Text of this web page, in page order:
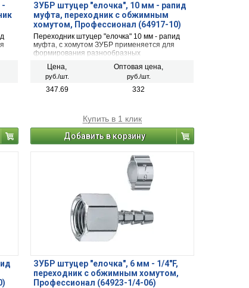
-
ЗУБР штуцер ″елочка″, 10 мм - рапид
муфта, переходник с обжимным
хомутом, Профессионал (64917-10)
Переходник штуцер "елочка" 10 мм - рапид
муфта, с хомутом ЗУБР применяется для
формирования разнообразных
Цена,
руб./шт.
Оптовая цена,
руб./шт.
347.69 332
Купить в 1 клик
Добавить в корзину
ЗУБР штуцер ″елочка″, 6 мм - 1/4″F,
переходник с обжимным хомутом,
Профессионал (64923-1/4-06)